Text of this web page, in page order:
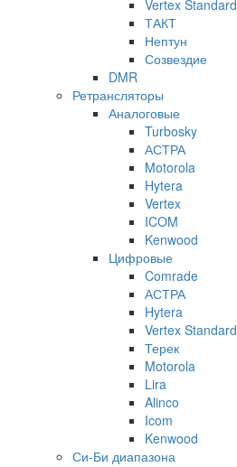
Vertex Standard
ТАКТ
Нептун
Созвездие
DMR
Ретрансляторы
Аналоговые
Turbosky
АСТРА
Motorola
Hytera
Vertex
ICOM
Kenwood
Цифровые
Comrade
АСТРА
Hytera
Vertex Standard
Терек
Motorola
Lira
Alinco
Icom
Kenwood
Си-Би диапазона